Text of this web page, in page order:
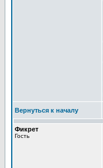
Вернуться к началу
Фикрет
Гость